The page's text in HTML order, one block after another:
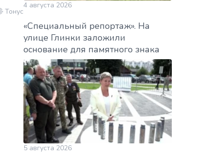
Тонус
4 августа 2026
«Специальный репортаж». На
улице Глинки заложили
основание для памятного знака
5 августа 2026